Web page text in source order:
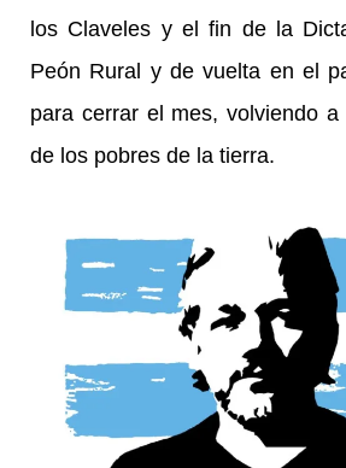
los Claveles y el fin de la
Peón Rural y de vuelta en el
para cerrar el mes, volviendo
de los pobres de la tierra.